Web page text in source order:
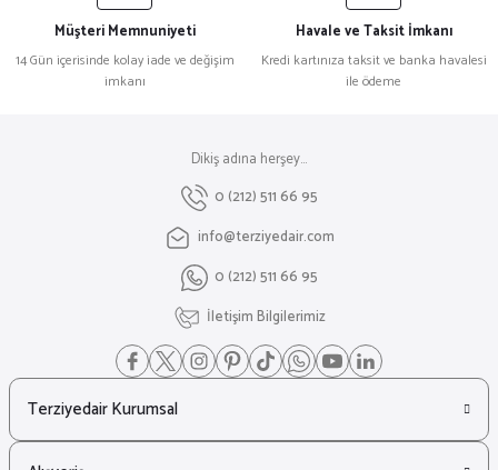
Müşteri Memnuniyeti
14 Gün içerisinde kolay iade ve değişim
imkanı
Havale ve Taksit İmkanı
Kredi kartınıza taksit ve banka havalesi
ile ödeme
Dikiş adına herşey...
0 (212) 511 66 95
info@terziyedair.com
0 (212) 511 66 95
İletişim Bilgilerimiz
Terziyedair Kurumsal